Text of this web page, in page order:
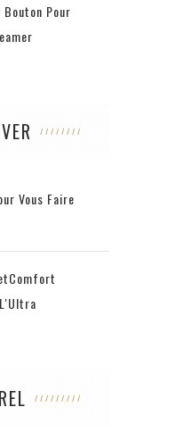
Bouton Pour
Vous Faire